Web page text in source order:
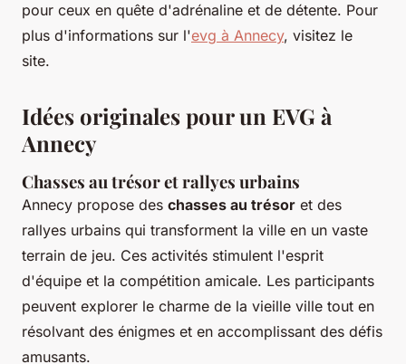
pour ceux en quête d'adrénaline et de détente. Pour
plus d'informations sur l'evg à Annecy, visitez le
site.
Idées originales pour un EVG à
Annecy
Chasses au trésor et rallyes urbains
Annecy propose des chasses au trésor et des
rallyes urbains qui transforment la ville en un vaste
terrain de jeu. Ces activités stimulent l'esprit
d'équipe et la compétition amicale. Les participants
peuvent explorer le charme de la vieille ville tout en
résolvant des énigmes et en accomplissant des défis
amusants.